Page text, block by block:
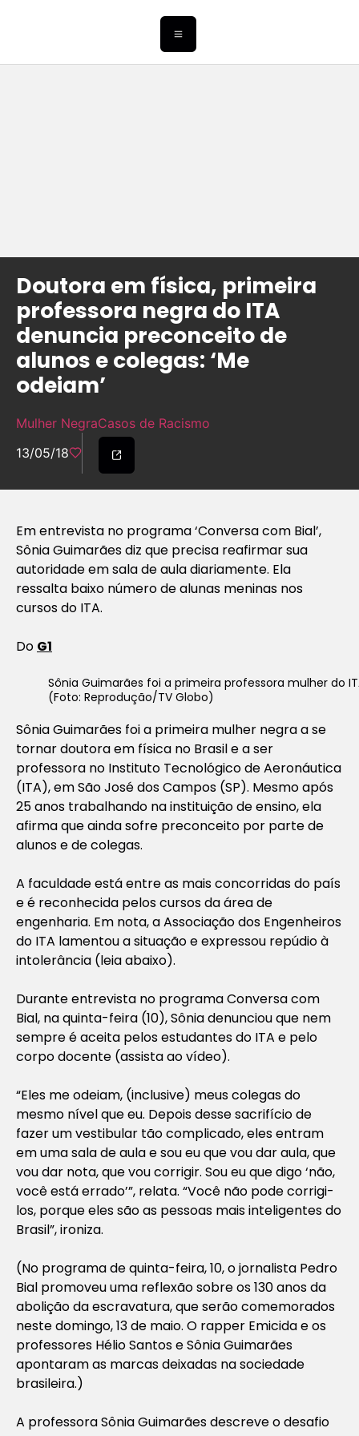
Doutora em física, primeira
professora negra do ITA
denuncia preconceito de
alunos e colegas: ‘Me
odeiam’
Mulher NegraCasos de Racismo
13/05/18
Em entrevista no programa ‘Conversa com Bial’,
Sônia Guimarães diz que precisa reafirmar sua
autoridade em sala de aula diariamente. Ela
ressalta baixo número de alunas meninas nos
cursos do ITA.
Do G1
Sônia Guimarães foi a primeira professora mulher do
(Foto: Reprodução/TV Globo)
Sônia Guimarães foi a primeira mulher negra a se
tornar doutora em física no Brasil e a ser
professora no Instituto Tecnológico de Aeronáutica
(ITA), em São José dos Campos (SP). Mesmo após
25 anos trabalhando na instituição de ensino, ela
afirma que ainda sofre preconceito por parte de
alunos e de colegas.
A faculdade está entre as mais concorridas do país
e é reconhecida pelos cursos da área de
engenharia. Em nota, a Associação dos Engenheiros
do ITA lamentou a situação e expressou repúdio à
intolerância (leia abaixo).
Durante entrevista no programa Conversa com
Bial, na quinta-feira (10), Sônia denunciou que nem
sempre é aceita pelos estudantes do ITA e pelo
corpo docente (assista ao vídeo).
“Eles me odeiam, (inclusive) meus colegas do
mesmo nível que eu. Depois desse sacrifício de
fazer um vestibular tão complicado, eles entram
em uma sala de aula e sou eu que vou dar aula, que
vou dar nota, que vou corrigir. Sou eu que digo ‘não,
você está errado’”, relata. “Você não pode corrigi-
los, porque eles são as pessoas mais inteligentes do
Brasil”, ironiza.
(No programa de quinta-feira, 10, o jornalista Pedro
Bial promoveu uma reflexão sobre os 130 anos da
abolição da escravatura, que serão comemorados
neste domingo, 13 de maio. O rapper Emicida e os
professores Hélio Santos e Sônia Guimarães
apontaram as marcas deixadas na sociedade
brasileira.)
A professora Sônia Guimarães descreve o desafio